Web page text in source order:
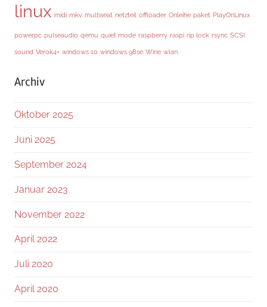
linux midi mkv multiseat netzteil offloader Onleihe paket PlayOnLinux
powerpc pulseaudio qemu quiet mode raspberry raspi rip lock rsync SCSI
sound Verok4+ windows 10 windows 98se Wine wlan
Archiv
Oktober 2025
Juni 2025
September 2024
Januar 2023
November 2022
April 2022
Juli 2020
April 2020